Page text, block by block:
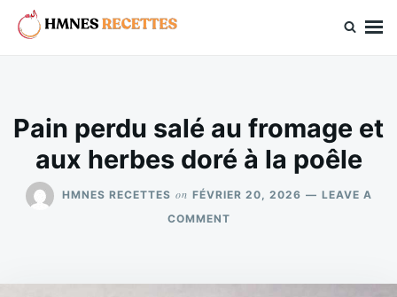
SkipSearch
for:
Pain perdu salé au fromage et
aux herbes doré à la poêle
HMNES RECETTES on FÉVRIER 20, 2026
LEAVE A
COMMENTON
AU